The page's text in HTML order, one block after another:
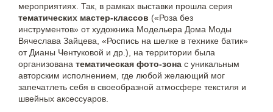
мероприятиях. Так, в рамках выставки прошла серия
тематических мастер-классов («Роза без
инструментов» от художника Модельера Дома Моды
Вячеслава Зайцева, «Роспись на шелке в технике батик»
от Дианы Чентуковой и др.), на территории была
организована тематическая фото-зона с уникальным
авторским исполнением, где любой желающий мог
запечатлеть себя в своеобразной атмосфере текстиля и
швейных аксессуаров.